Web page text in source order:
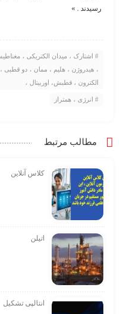
رسیدند . »
اشتارک ، میدان الکتریکی ،
، هیدروژن ، هلیم ، ممان ، دو قطبی ،
الکترون ، قطبش، اوربیتال ،
انرژی ، همتراز
مطالب مرتبط
کلاس آنلاین
اتیلن
انتالپی تشکیل